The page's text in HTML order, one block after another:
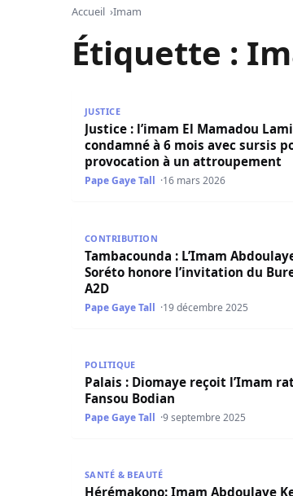
Accueil Imam
Étiquette :
JUSTICE
Justice : l’imam El Mamadou
condamné à 6 mois avec sursis
provocation à un attroupement
Pape Gaye Tall 16 mars 2026
CONTRIBUTION
Tambacounda : L’Imam
Soréto honore l’invitation du
A2D
Pape Gaye Tall 19 décembre 2025
POLITIQUE
Palais : Diomaye reçoit l’Imam
Fansou Bodian
Pape Gaye Tall 9 septembre 2025
SANTÉ & BEAUTÉ
Hérémakono: Imam Abdoulaye